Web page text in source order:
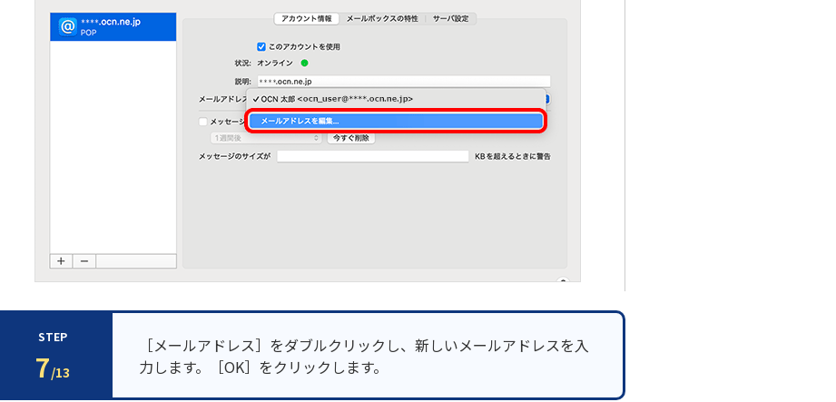
STEP
7/13
［メールアドレス］をダブルクリックし、新しいメールアドレスを入
力します。［OK］をクリックします。